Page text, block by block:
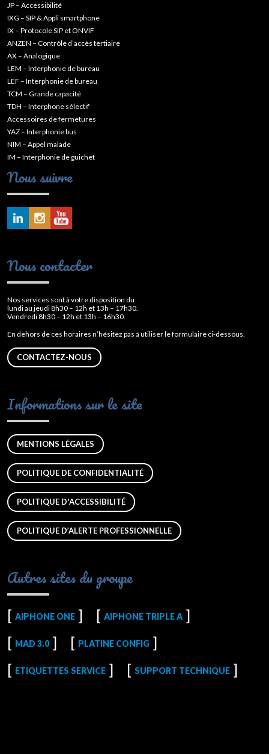
JP – Accessibilité
IXG – SIP & Appli smartphone
IX – Protocole SIP et ONVIF
ANZEN – Contrôle d’accès tertiaire
AX – Analogique
LEM – Interphonie de bureau
LEF – Interphonie de bureau
TCM – Grande capacité
TDH – Interphone sélectif
Accessoires de fermetures
YAZ – Interphonie bus
NIM – Appel malade
IM – Interphonie de guichet
Nous suivre
Nous contacter
Nos services sont à votre disposition du
lundi au jeudi 8h30 – 12h et 13h – 17h30.
Vendredi 8h30 – 12h et 13h – 16h30.
En dehors de ces horaires n’hésitez pas à utiliser le formulaire ci-dessous.
CONTACTEZ-NOUS
Informations sur le site
MENTIONS LÉGALES
POLITIQUE DE CONFIDENTIALITÉ
POLITIQUE D'ACCESSIBILITÉ
POLITIQUE D’ALERTE PROFESSIONNELLE
Autres sites du groupe
AIPHONE ONE AIPHONE TRIPLE A
MAD 3.0 PLATINE CONFIG
ETIQUETTES SERVICE SUPPORT TECHNIQUE